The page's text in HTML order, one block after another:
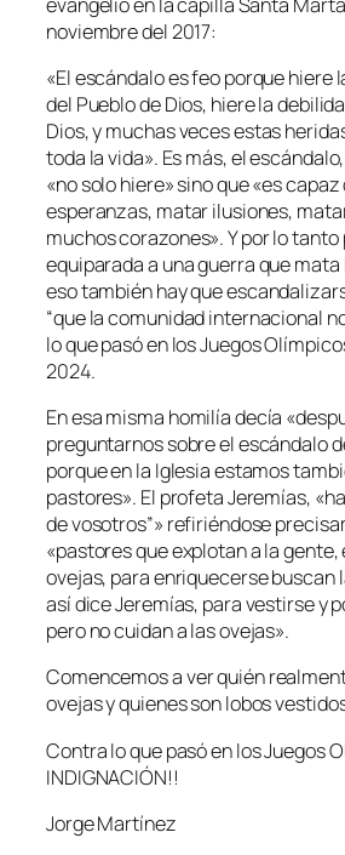
noviembre del 2017:
«El escándalo es feo porque hiere
del Pueblo de Dios, hiere la
Dios, y muchas veces estas
toda la vida». Es más, el
«no solo hiere» sino que «es
esperanzas, matar ilusiones,
muchos corazones». Y por lo tanto
equiparada a una guerra que mata
eso también hay que
“que la comunidad internacional
lo que pasó en los Juegos
2024.
En esa misma homilía decía
preguntarnos sobre el escándalo
porque en la Iglesia estamos
pastores». El profeta Jeremías,
de vosotros”» refiriéndose
«pastores que explotan a la
ovejas, para enriquecerse buscan
así dice Jeremías, para vestirse y
pero no cuidan a las ovejas».
Comencemos a ver quién
ovejas y quienes son lobos
Contra lo que pasó en los Juegos
INDIGNACIÓN!!
Jorge Martínez